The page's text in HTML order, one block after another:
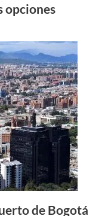
opciones
de Bogotá